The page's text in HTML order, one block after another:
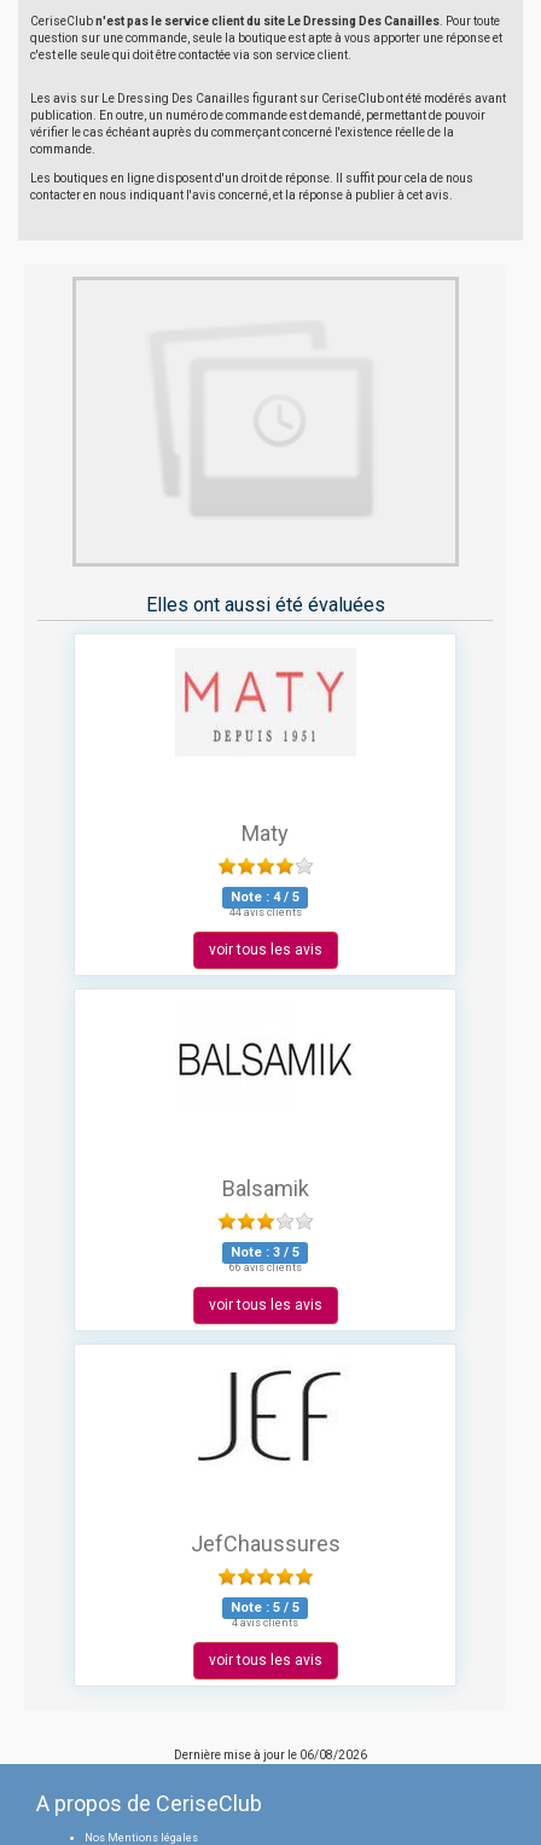
CeriseClubn'est pas le service client du site Le Dressing Des Canailles . Pour toute
question sur une commande, seule la boutique est apte à vous apporter une réponse et
c'est elle seule qui doit être contactée via son service client.
Les avis sur Le Dressing Des Canailles figurant sur CeriseClub ont été modérés avant
publication. En outre, un numéro de commande est demandé, permettant de pouvoir
vérifier le cas échéant auprès du commerçant concerné l'existence réelle de la
commande.
Les boutiques en ligne disposent d'un droit de réponse. Il suffit pour cela de nous
contacter en nous indiquant l'avis concerné, et la réponse à publier à cet avis.
Elles ont aussi été évaluées
Maty
Note : 4/ 5
44 avis clients
voir tous les avis
Balsamik
Note : 3 / 5
66 avis clients
voir tous les avis
JefChaussures
Note : 5 / 5
4 avis clients
voir tous les avis
Dernière mise à jour le 06/08/2026
A propos de CeriseClub
Nos Mentions légales